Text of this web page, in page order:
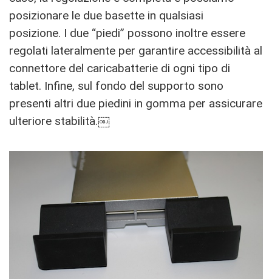
posizionare le due basette in qualsiasi
posizione. I due “piedi” possono inoltre essere
regolati lateralmente per garantire accessibilità al
connettore del caricabatterie di ogni tipo di
tablet. Infine, sul fondo del supporto sono
presenti altri due piedini in gomma per assicurare
ulteriore stabilità.￼